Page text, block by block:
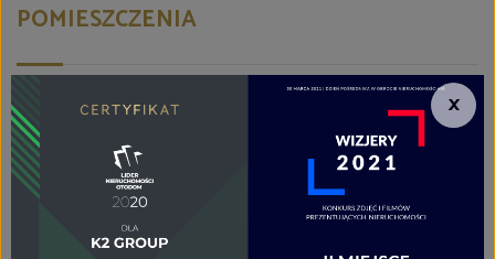
POMIESZCZENIA
PODŁOGI POKOI
TYP KUCHNI
aneks kuchenny połączony z
jadalnią i salonem
RODZAJ KUCHNI
×